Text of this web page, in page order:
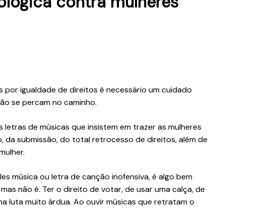
igualdade de direitos é necessário um cuidado
se percam no caminho.
de músicas que insistem em trazer as mulheres
da submissão, do total retrocesso de direitos, além de
música ou letra de canção inofensiva, é algo bem
não é. Ter o direito de votar, de usar uma calça, de
luta muito árdua. Ao ouvir músicas que retratam o